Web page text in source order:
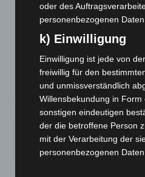
LANGENHAGEN
Klarer Himmel
34%
26°
SO.
34°
MO.
26°
oder des
personenbezogenen
k) Einwilligung
Einwilligung ist jede von
freiwillig für den
und unmissverständlich
Willensbekundung in
sonstigen eindeutigen
der die betroffene Person
mit der Verarbeitung der
personenbezogenen